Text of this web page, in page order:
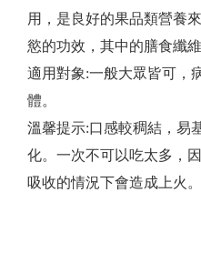
用，是良好的果品類營養
慾的功效，其中的膳食纖
適用對象:一般大眾皆可，
體。
溫馨提示:口感較稠結，易
化。一次不可以吃太多，
吸收的情況下會造成上火。